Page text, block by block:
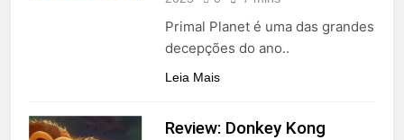
Primal Planet é uma das grandes
decepções do ano..
Leia Mais
Review: Donkey Kong